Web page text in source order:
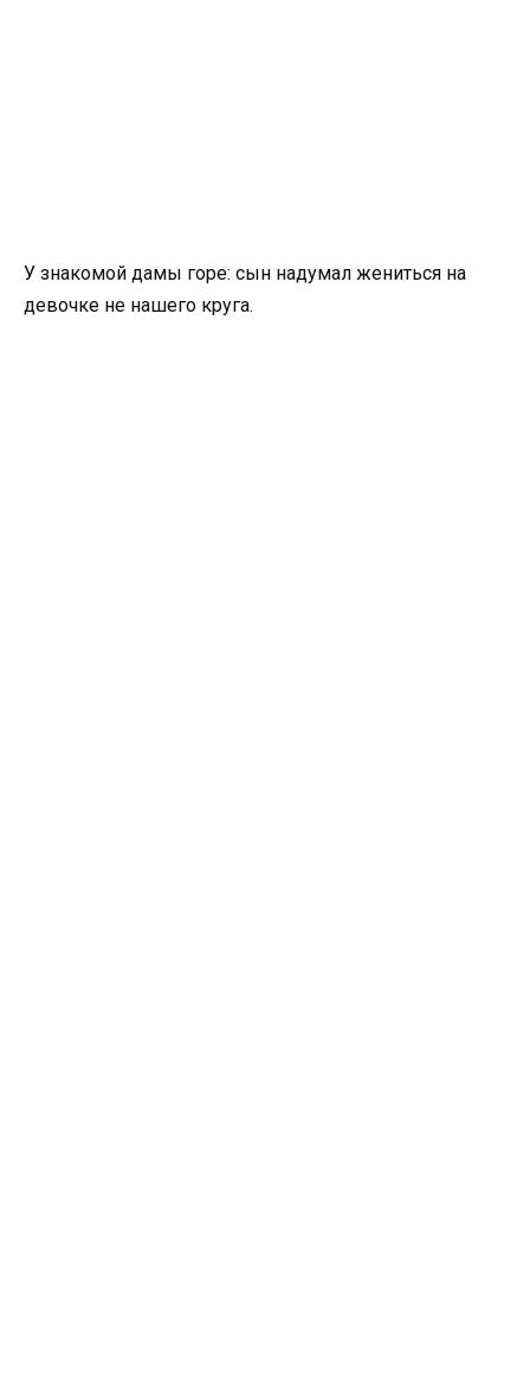
У знакомой дамы горе: сын надумал жениться на
девочке не нашего круга.